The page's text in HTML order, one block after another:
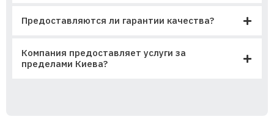
Предоставляются ли гарантии качества?
Компания предоставляет услуги за
пределами Киева?